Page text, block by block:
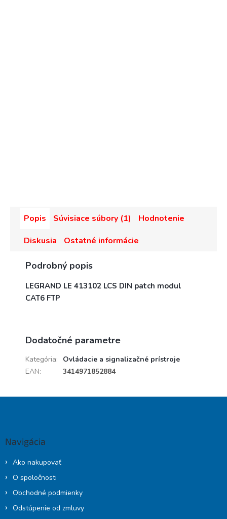
Popis Súvisiace súbory (1)
Hodnotenie
Diskusia
Ostatné informácie
Podrobný popis
LEGRAND LE 413102 LCS DIN patch modul
CAT6 FTP
Dodatočné parametre
Kategória:
Ovládacie a signalizačné prístroje
EAN: 3414971852884
Navigácia
Ako nakupovať
O spoločnosti
Obchodné podmienky
Odstúpenie od zmluvy